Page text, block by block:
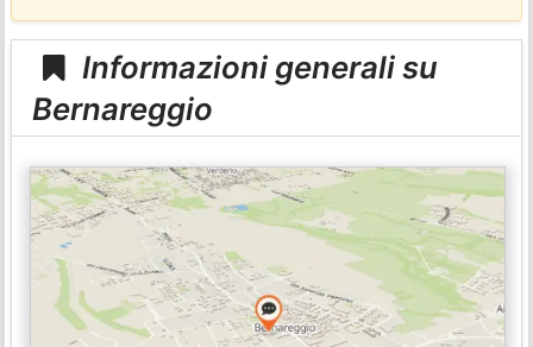
Informazioni generali su
Bernareggio